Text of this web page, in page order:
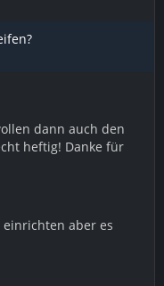
dann auch den
heftig! Danke für
aber es